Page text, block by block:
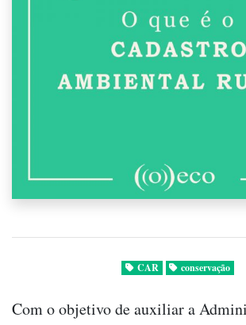
CAR conservação
Com o objetivo de auxiliar a